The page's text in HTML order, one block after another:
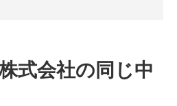
式会社の同じ中